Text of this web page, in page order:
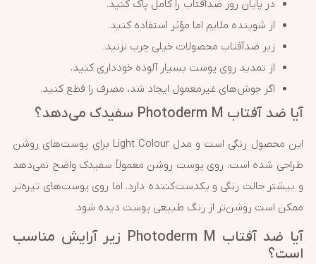
در پایان روز ضدآفتاب را کامل پاک کنید.
از شوینده ملایم اما مؤثر استفاده کنید.
زیر ضدآفتاب محصولات خیلی چرب نزنید.
از تمدید روی پوست بسیار آلوده خودداری کنید.
اگر جوش‌های غیرمعمول ایجاد شد، مصرف را قطع کنید.
آیا ضد آفتاب Photoderm M سفیدک می‌دهد؟
این محصول رنگی است و مدل Light Colour برای پوست‌های روشن
طراحی شده است. روی پوست روشن معمولاً سفیدک واضح نمی‌دهد
و بیشتر حالت رنگی و یکدست‌کننده دارد. اما روی پوست‌های تیره‌تر
ممکن است روشن‌تر از رنگ طبیعی پوست دیده شود.
آیا ضد آفتاب Photoderm M زیر آرایش مناسب
است؟